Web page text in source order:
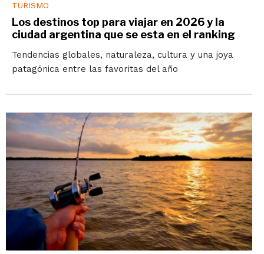
TURISMO
Los destinos top para viajar en 2026 y la
ciudad argentina que se esta en el ranking
Tendencias globales, naturaleza, cultura y una joya
patagónica entre las favoritas del año